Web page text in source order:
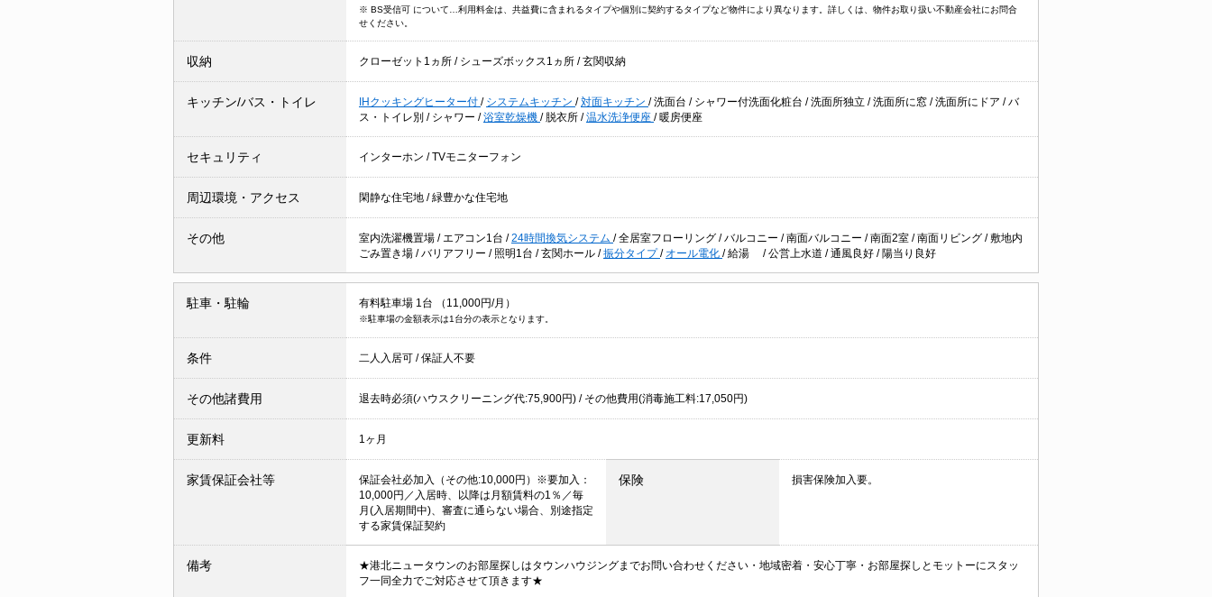
※ BS受信可 について…利用料金は、共益費に含まれるタイプや個別に契約するタイプなど物件により異なります。詳しくは、物件お取り扱い不動産会社にお問合
せください。
収納 クローゼット1ヵ所 / シューズボックス1ヵ所 /玄関収納
キッチン/バス・トイレ IHクッキングヒーター付 / システムキッチン /対面キッチン /洗面台 / シャワー付洗面化粧台 /洗面所独立 /洗面所に窓 /洗面所にドア /バ
ス・トイレ別 / シャワー /浴室乾燥機 / 脱衣所 /温水洗浄便座 / 暖房便座
セキュリティ インターホン /TVモニターフォン
周辺環境・アクセス 閑静な住宅地 /緑豊かな住宅地
その他 室内洗濯機置場 / エアコン1台 /24時間換気システム /全居室フローリング /バルコニー /南面バルコニー /南面2室 /南面リビング /敷地内
ごみ置き場 /バリアフリー / 照明1台 /玄関ホール /振分タイプ/ オール電化 /給湯 /公営上水道 /通風良好 / 陽当り良好
駐車・駐輪 有料駐車場 1台 （11,000円/月）
※駐車場の金額表示は1台分の表示となります。
条件 二人入居可 /保証人不要
その他諸費用 退去時必須(ハウスクリーニング代:75,900円) / その他費用(消毒施工料:17,050円)
更新料 1ヶ月
家賃保証会社等
保証会社必加入（その他:10,000円）※要加入：
10,000円／入居時、以降は月額賃料の1％／毎
月(入居期間中)、審査に通らない場合、別途指定
する家賃保証契約
保険 損害保険加入要。
備考
★港北ニュータウンのお部屋探しはタウンハウジングまでお問い合わせください・地域密着・安心丁寧・お部屋探しとモットーにスタッ
フ一同全力でご対応させて頂きます★